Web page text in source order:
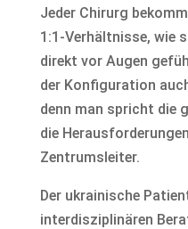
Jeder Chirurg
1:1-Verhältnisse, wie
direkt vor Augen
der Konfiguration
denn man spricht die
die
Zentrumsleiter.
Der ukrainische
interdisziplinären